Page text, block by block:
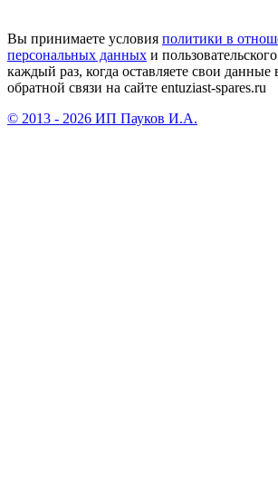
Вы принимаете условия политики в
персональных данных и
каждый раз, когда оставляете свои
обратной связи на сайте entuziast-spares.ru
© 2013 - 2026 ИП Пауков И.А.